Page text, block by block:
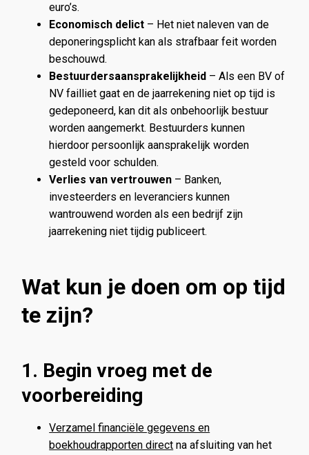
euro’s.
Economisch delict – Het niet naleven van de
deponeringsplicht kan als strafbaar feit worden
beschouwd.
Bestuurdersaansprakelijkheid – Als een BV of
NV failliet gaat en de jaarrekening niet op tijd is
gedeponeerd, kan dit als onbehoorlijk bestuur
worden aangemerkt. Bestuurders kunnen
hierdoor persoonlijk aansprakelijk worden
gesteld voor schulden.
Verlies van vertrouwen – Banken,
investeerders en leveranciers kunnen
wantrouwend worden als een bedrijf zijn
jaarrekening niet tijdig publiceert.
Wat kun je doen om op tijd
te zijn?
1. Begin vroeg met de
voorbereiding
Verzamel financiële gegevens en
boekhoudrapporten direct na afsluiting van het